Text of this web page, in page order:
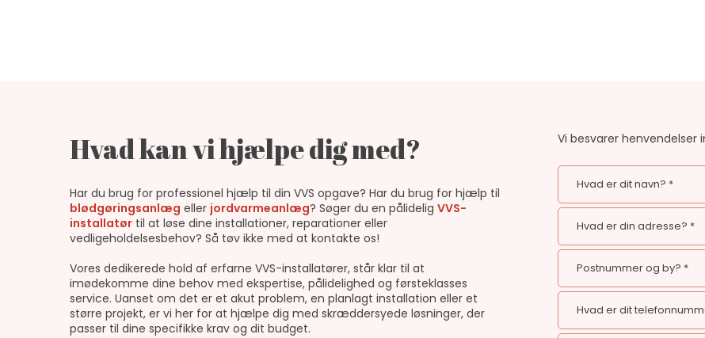
Hvad kan vi hjælpe dig med?
Har du brug for professionel hjælp til din VVS opgave? Har du brug for hjælp til
blødgøringsanlæg eller jordvarmeanlæg? Søger du en pålidelig VVS-
installatørtil at løse dine installationer, reparationer eller
vedligeholdelsesbehov? Så tøv ikke med at kontakte os!
Vores dedikerede hold af erfarne VVS-installatører, står klar til at
imødekomme dine behov med ekspertise, pålidelighed og førsteklasses
service. Uanset om det er et akut problem, en planlagt installation eller et
større projekt, er vi her for at hjælpe dig med skræddersyede løsninger, der
passer til dine specifikke krav og dit budget.
Vi besvarer henvendelser